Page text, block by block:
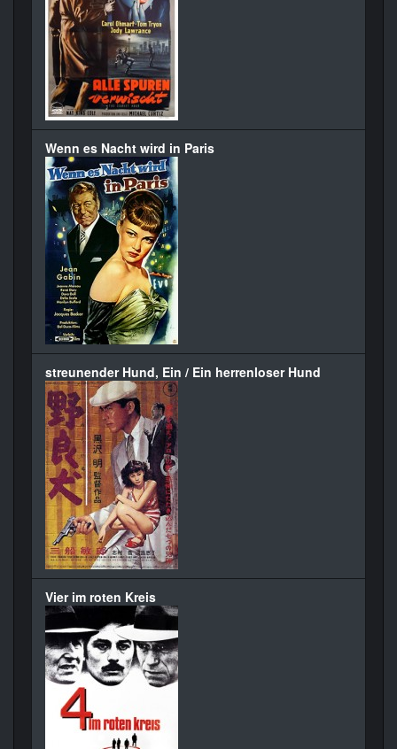
Wenn es Nacht wird in Paris
streunender Hund, Ein / Ein herrenloser Hund
Vier im roten Kreis